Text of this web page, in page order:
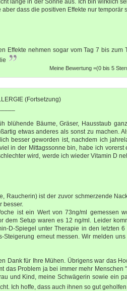
dass die positiven Effekte nur temporär
Effekte nehmen sogar vom Tag 7 bis zum
Meine Bewertung =(0 bis 5
(Fortsetzung)
blühende Bäume, Gräser, Hausstaub
etwas anderes als sonst zu machen.
besser geworden ist, nachdem ich
in der Mittagssonne bin, habe ich vorerst
wird, werde ich wieder Vitamin D
Raucherin) ist der zuvor schmerzende
besser.
ist ein Wert von 73ng/ml gemessen
dem Setup waren es 12 ng/ml. Leider
D-Spiegel unter Therapie in den letzten
erneut messen. Wir melden
Dank für Ihre Mühen. Übrigens war das
das Problem ja bei immer mehr Menschen
und Kind, meine Schwägerin sowie ein
Ich hoffe, dass auch ihnen so gut